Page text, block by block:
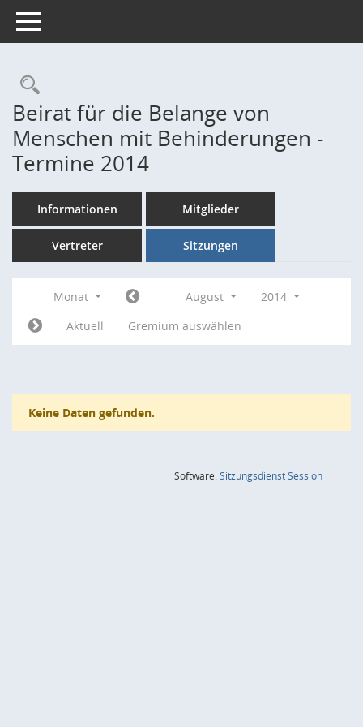
Toggle navigation
Rechercheauswahl
Beirat für die Belange von
Menschen mit Behinderungen -
Termine 2014
Informationen Mitglieder
Vertreter Sitzungen
Monat August
2014
Aktuell
Gremium auswählen
Keine Daten gefunden.
Software:SitzungsdienstSession(Wird in